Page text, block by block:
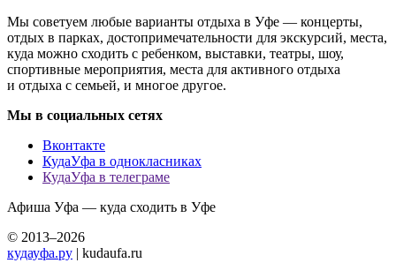
Мы советуем любые варианты отдыха в Уфе — концерты,
отдых в парках, достопримечательности для экскурсий, места,
куда можно сходить с ребенком, выставки, театры, шоу,
спортивные мероприятия, места для активного отдыха
и отдыха с семьей, и многое другое.
Мы в социальных сетях
Вконтакте
КудаУфа в однокласниках
КудаУфа в телеграме
Афиша Уфа — куда сходить в Уфе
© 2013–2026
кудауфа.ру | kudaufa.ru